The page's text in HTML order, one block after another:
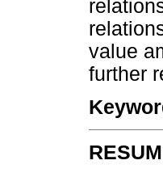
value
further